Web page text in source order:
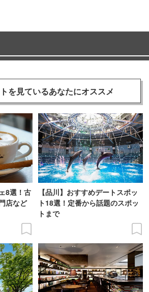
を見ているあなたにオススメ
8選！古
店など
【品川】おすすめデートスポッ
ト18選！定番から話題のスポッ
トまで